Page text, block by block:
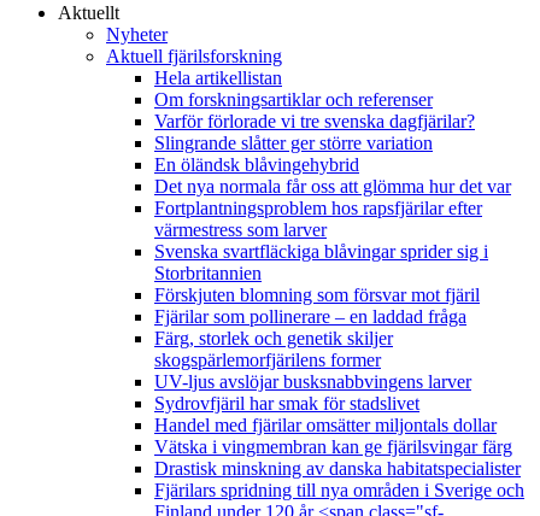
Aktuellt
Nyheter
Aktuell fjärilsforskning
Hela artikellistan
Om forskningsartiklar och referenser
Varför förlorade vi tre svenska dagfjärilar?
Slingrande slåtter ger större variation
En öländsk blåvingehybrid
Det nya normala får oss att glömma hur det var
Fortplantningsproblem hos rapsfjärilar efter
värmestress som larver
Svenska svartfläckiga blåvingar sprider sig i
Storbritannien
Förskjuten blomning som försvar mot fjäril
Fjärilar som pollinerare – en laddad fråga
Färg, storlek och genetik skiljer
skogspärlemorfjärilens former
UV-ljus avslöjar busksnabbvingens larver
Sydrovfjäril har smak för stadslivet
Handel med fjärilar omsätter miljontals dollar
Vätska i vingmembran kan ge fjärilsvingar färg
Drastisk minskning av danska habitatspecialister
Fjärilars spridning till nya områden i Sverige och
Finland under 120 år <span class="sf-